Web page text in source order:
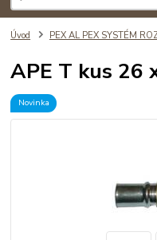
Úvod PEX AL PEX SYSTÉM
APE T kus 26
Novinka